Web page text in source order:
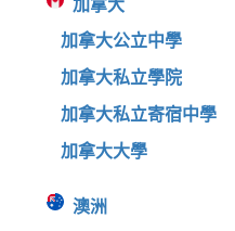
加拿大
加拿大公立中學
加拿大私立學院
加拿大私立寄宿中學
加拿大大學
澳洲